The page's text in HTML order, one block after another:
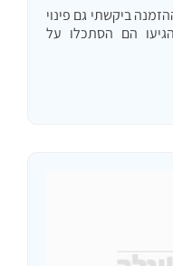
ביקשתי גם פינוי
הם הסתכלו על
חלק מהסיבה